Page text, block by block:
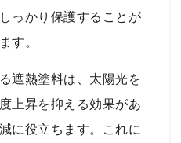
っかり保護することが
す。
遮熱塗料は、太陽光を
上昇を抑える効果があ
に役立ちます。これに